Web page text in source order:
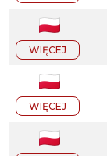
WIĘCEJ
WIĘCEJ